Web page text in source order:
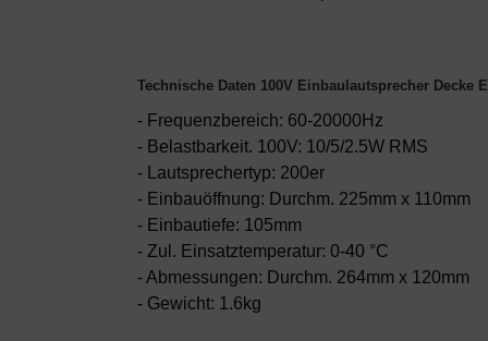
Technische Daten 100V Einbaulautsprecher Decke
- Frequenzbereich: 60-20000Hz
- Belastbarkeit. 100V: 10/5/2.5W RMS
- Lautsprechertyp: 200er
- Einbauöffnung: Durchm. 225mm x 110mm
- Einbautiefe: 105mm
- Zul. Einsatztemperatur: 0-40 °C
- Abmessungen: Durchm. 264mm x 120mm
- Gewicht: 1.6kg